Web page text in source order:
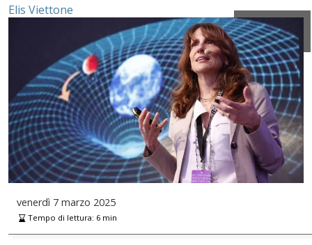
Elis Viettone
venerdì 7 marzo 2025
Tempo di lettura: 6min